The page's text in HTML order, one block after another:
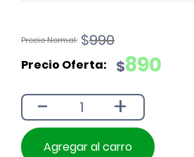
$990
El
original
$990.
$890
El
actual
$890.
- +
Agregar al carro